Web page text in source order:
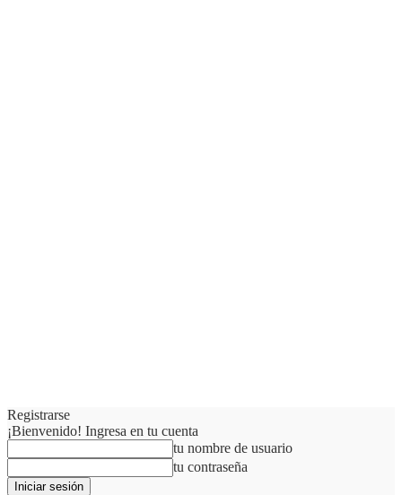
Registrarse
¡Bienvenido! Ingresa en tu cuenta
tu nombre de usuario
tu contraseña